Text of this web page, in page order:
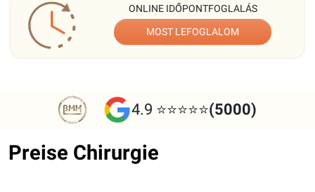
ONLINE IDŐPONTFOGLALÁS
MOST LEFOGLALOM
4.9 ⭐⭐⭐⭐⭐(5000)
Preise Chirurgie